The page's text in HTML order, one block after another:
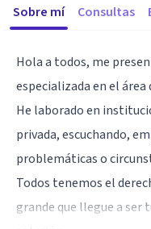
Sobre mí Consultas
Hola a todos, me
especializada en el área
He laborado en
privada, escuchando,
problemáticas o
Todos tenemos el
grande que llegue a